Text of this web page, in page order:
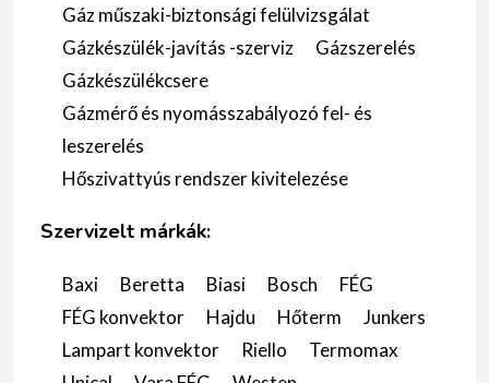
Gáz műszaki-biztonsági felülvizsgálat
Gázkészülék-javítás -szerviz
Gázszerelés
Gázkészülékcsere
Gázmérő és nyomásszabályozó fel- és
leszerelés
Hőszivattyús rendszer kivitelezése
Szervizelt márkák:
Baxi Beretta Biasi Bosch
FÉG
FÉG konvektor
Hajdu Hőterm
Junkers
Lampart konvektor
Riello
Termomax